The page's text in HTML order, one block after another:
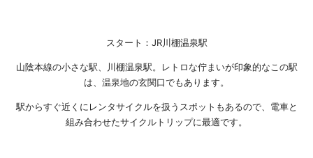
スタート：JR川棚温泉駅
山陰本線の小さな駅、川棚温泉駅。レトロな佇まいが印象的なこの駅
は、温泉地の玄関口でもあります。
駅からすぐ近くにレンタサイクルを扱うスポットもあるので、電車と
組み合わせたサイクルトリップに最適です。